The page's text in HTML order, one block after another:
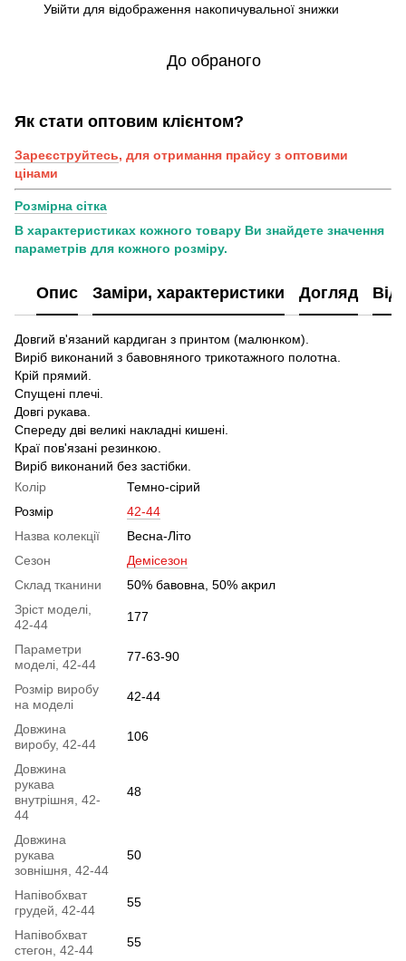
Увійти для відображення накопичувальної знижки
До обраного
Як стати оптовим клієнтом?
Зареєструйтесь, для отримання прайсу з оптовими
цінами
Розмірна сітка
В характеристиках кожного товару Ви знайдете значення
параметрів для кожного розміру.
Опис Заміри, характеристики Догляд
Довгий в'язаний кардиган з принтом (малюнком).
Виріб виконаний з бавовняного трикотажного полотна.
Крій прямий.
Спущені плечі.
Довгі рукава.
Спереду дві великі накладні кишені.
Краї пов'язані резинкою.
Виріб виконаний без застібки.
Колір
Темно-сірий
Розмір
42-44
Назва колекції
Весна-Літо
Сезон
Демісезон
Склад тканини
50% бавовна, 50% акрил
Зріст моделі,
42-44
177
Параметри
моделі, 42-44
77-63-90
Розмір виробу
на моделі
42-44
Довжина
виробу, 42-44
106
Довжина
рукава
внутрішня, 42-
44
48
Довжина
рукава
зовнішня, 42-44
50
Напівобхват
грудей, 42-44
55
Напівобхват
стегон, 42-44
55